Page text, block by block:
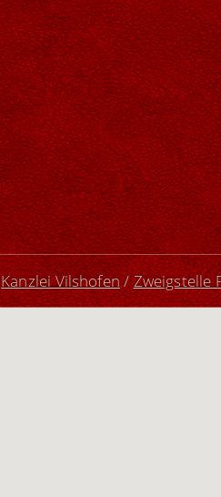
Kanzlei Vilshofen/Zweigstelle